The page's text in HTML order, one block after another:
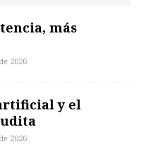
más
2026
y el
2026